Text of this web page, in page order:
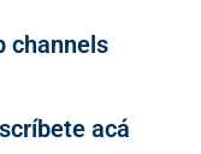
channels
acá